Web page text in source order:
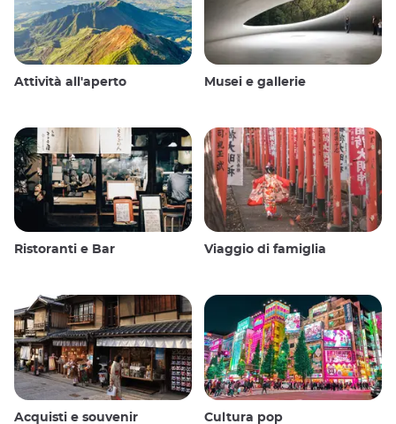
Attività all'aperto Musei e gallerie
Ristoranti e Bar Viaggio di famiglia
Acquisti e souvenir Cultura pop